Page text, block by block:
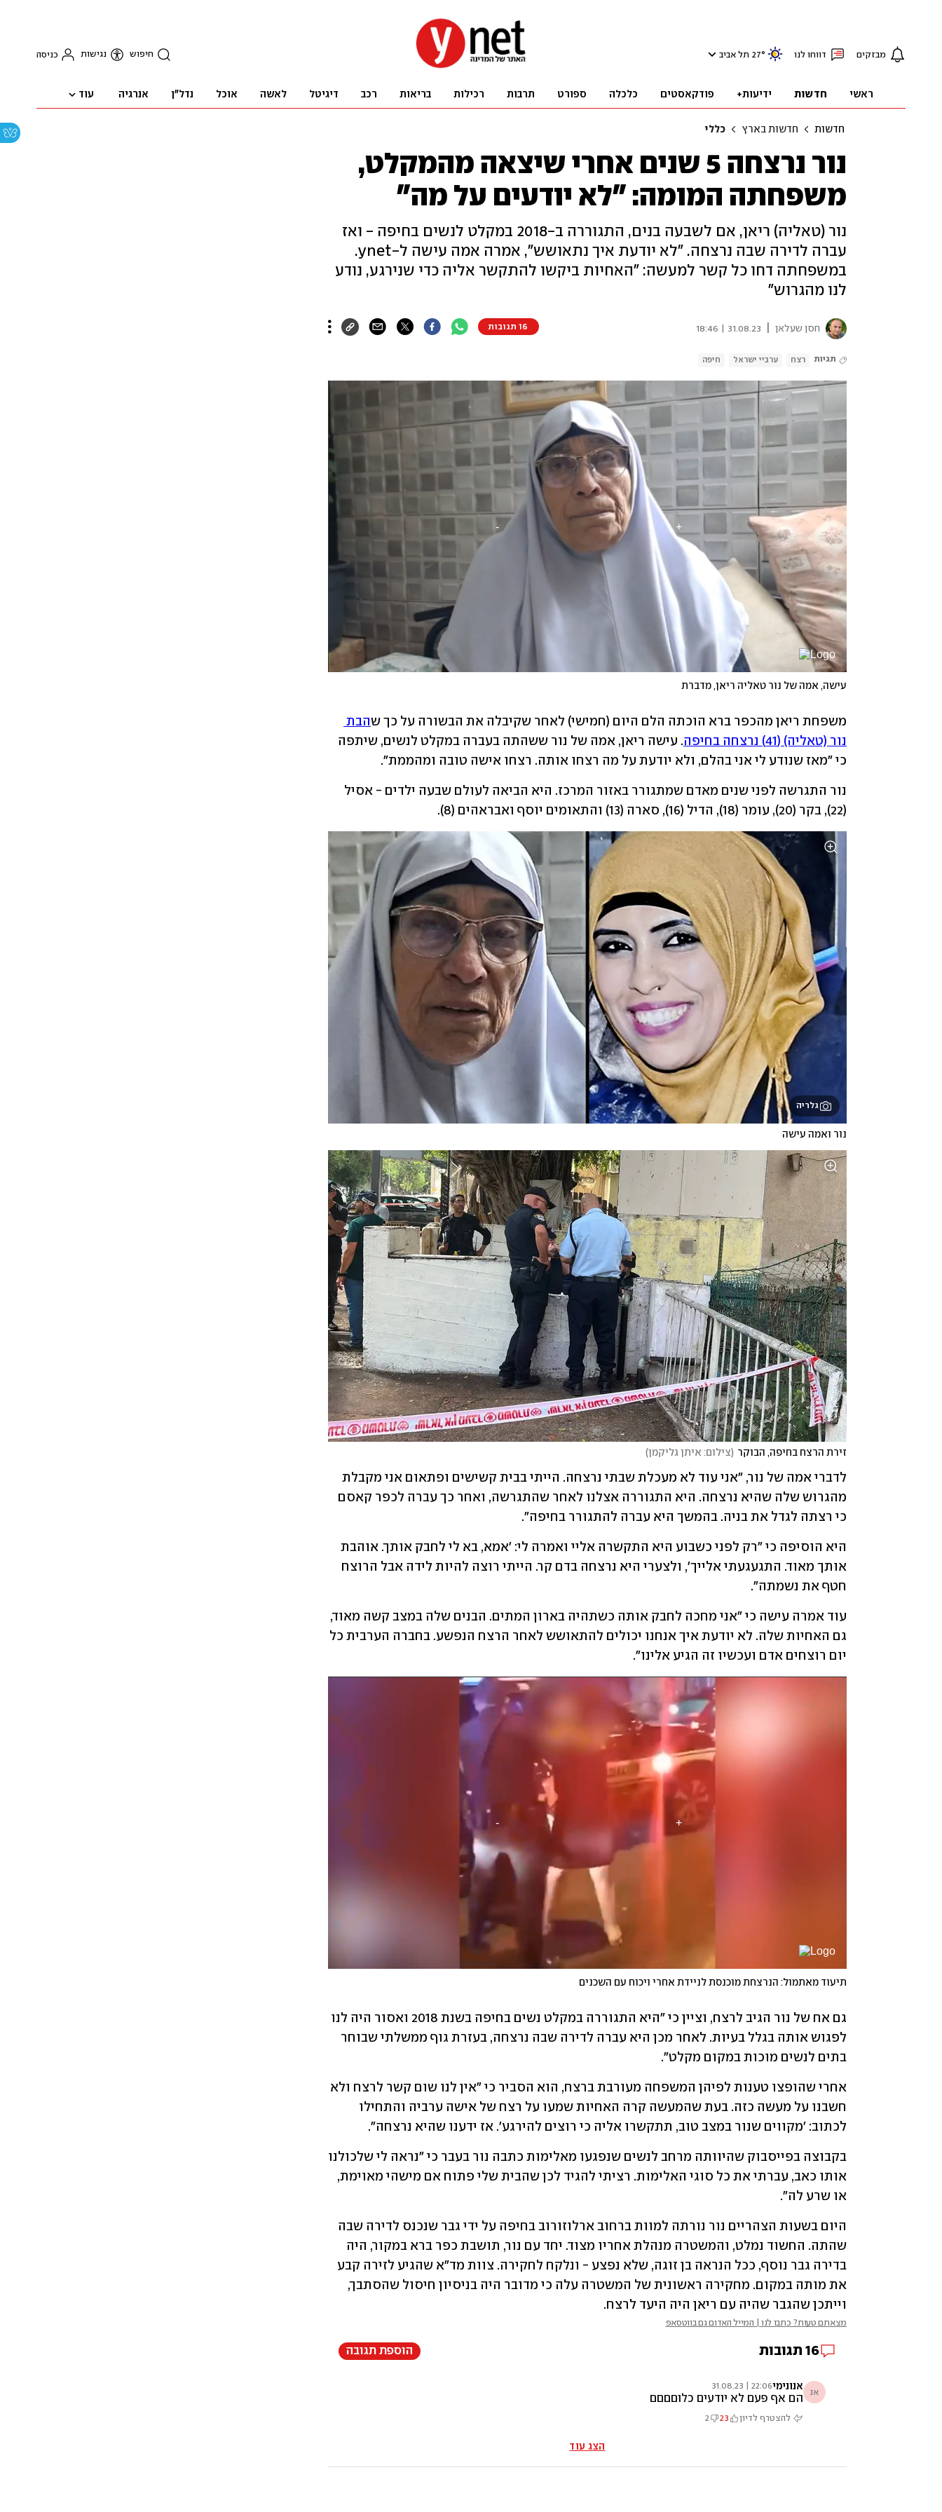
מבזקים דווחו לנו 27° תל אביב חיפוש נגישות כניסה
ראשי חדשות ידיעות+ פודקאסטים כלכלה ספורט תרבות רכילות בריאות רכב דיגיטל לאשה אוכל נדל"ן אנרגיה עוד
חדשות חדשות בארץ כללי
נור נרצחה 5 שנים אחרי שיצאה מהמקלט,
משפחתה המומה: "לא יודעים על מה"
נור (טאליה) ריאן, אם לשבעה בנים, התגוררה ב-2018 במקלט לנשים בחיפה - ואז
עברה לדירה שבה נרצחה. "לא יודעת איך נתאושש", אמרה אמה עישה ל-ynet.
במשפחתה דחו כל קשר למעשה: "האחיות ביקשו להתקשר אליה כדי שנירגע, נודע
לנו מהגרוש"
חסן שעלאן 31.08.23 | 18:46 16 תגובות
תגיות רצח ערביי ישראל חיפה
עישה, אמה של נור טאליה ריאן, מדברת
משפחת ריאן מהכפר ברא הוכתה הלם היום (חמישי) לאחר שקיבלה את הבשורה על כך ש
נור (טאליה) (41) נרצחה בחיפה
כי "מאז שנודע לי אני בהלם, ולא יודעת על מה רצחו אותה. רצחו אישה טובה ומהממת".
(22), בקר (20), עומר (18), הדיל (16), סארה (13) והתאומים יוסף ואבראהים (8).
גלריה
נור ואמה עישה
זירת הרצח בחיפה, הבוקר (צילום: איתן גליקמן)
כי רצתה לגדל את בניה. בהמשך היא עברה להתגורר בחיפה".
חטף את נשמתה".
יום רוצחים אדם ועכשיו זה הגיע אלינו".
תיעוד מאתמול: הנרצחת מוכנסת לניידת אחרי ויכוח עם השכנים
בתים לנשים מוכות במקום מקלט".
לכתוב: 'מקווים שנור במצב טוב, תתקשרו אליה כי רוצים להירגע'. אז ידענו שהיא נרצחה".
או שרע לה".
וייתכן שהגבר שהיה עם ריאן היה היעד לרצח.
מצאתם טעות? כתבו לנו | המייל האדום גם בווטסאפ
16 תגובות הוספת תגובה
אנ אנונימי22:06 | 31.08.23
הם אף פעם לא יודעים כלוםםםם
להצטרף לדיון 23
2
הצג עוד